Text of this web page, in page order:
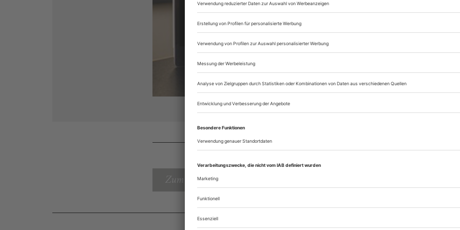
Opernwelt
Sie können alle Vorteile
sofort nutzen
Digital-Abo testen
Zum Inhaltsverzeichnis